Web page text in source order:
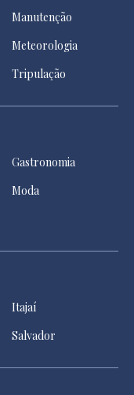
Manutenção
Meteorologia
Tripulação
Gastronomia
Moda
Itajaí
Salvador